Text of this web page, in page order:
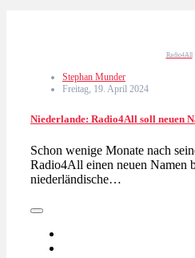
Radio4All
Stephan Munder
Freitag, 19. April 2024
Niederlande: Radio4All soll neuen
Schon wenige Monate nach
Radio4All einen neuen Namen
niederländische…